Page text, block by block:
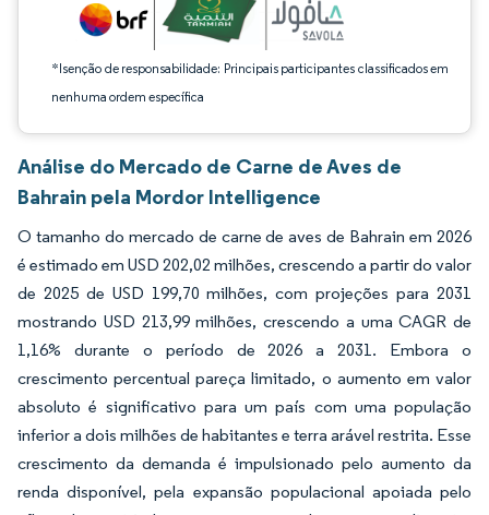
*Isenção de responsabilidade: Principais participantes classificados em
nenhuma ordem específica
Análise do Mercado de Carne de Aves de
Bahrain pela Mordor Intelligence
O tamanho do mercado de carne de aves de Bahrain em 2026
é estimado em USD 202,02 milhões, crescendo a partir do valor
de 2025 de USD 199,70 milhões, com projeções para 2031
mostrando USD 213,99 milhões, crescendo a uma CAGR de
1,16% durante o período de 2026 a 2031. Embora o
crescimento percentual pareça limitado, o aumento em valor
absoluto é significativo para um país com uma população
inferior a dois milhões de habitantes e terra arável restrita. Esse
crescimento da demanda é impulsionado pelo aumento da
renda disponível, pela expansão populacional apoiada pelo